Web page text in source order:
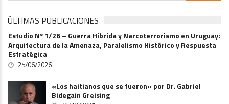
ÚLTIMAS PUBLICACIONES
Estudio Nº 1/26 – Guerra Hibrida y Narcoterrorismo en Uruguay:
Arquitectura de la Amenaza, Paralelismo Histórico y Respuesta
Estratégica
25/06/2026
«Los haitianos que se fueron» por Dr. Gabriel
Bidegain Greising